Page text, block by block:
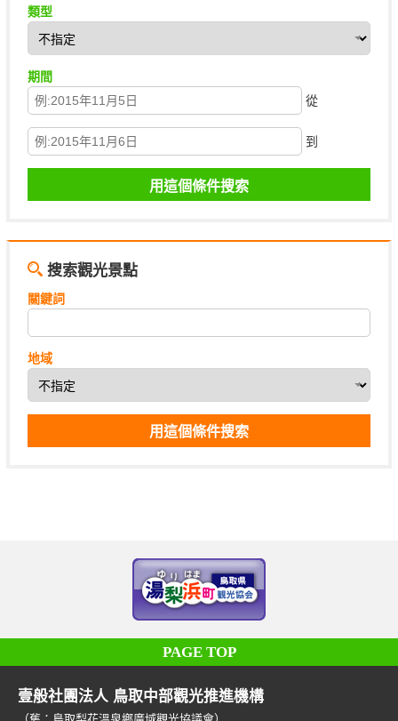
類型
期間
從
到
搜索觀光景點
關鍵詞
地域
PAGE TOP
壹般社團法人 鳥取中部觀光推進機構